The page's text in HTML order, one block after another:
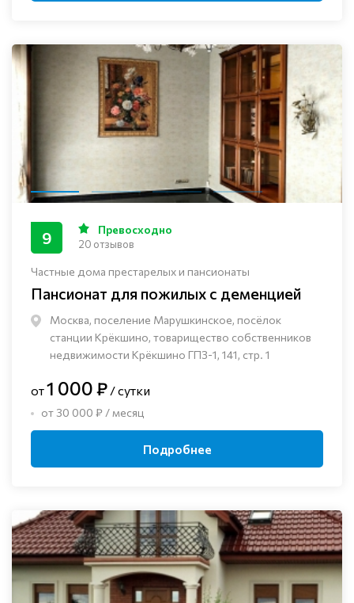
Частные дома престарелых и пансионаты
Пансионат для пожилых с деменцией
Москва, поселение Марушкинское, посёлок
станции Крёкшино, товарищество собственников
недвижимости Крёкшино ГПЗ-1, 141, стр. 1
9 Превосходно
20 отзывов
от1 000 ₽ / сутки
от 30 000 ₽ / месяц
Подробнее